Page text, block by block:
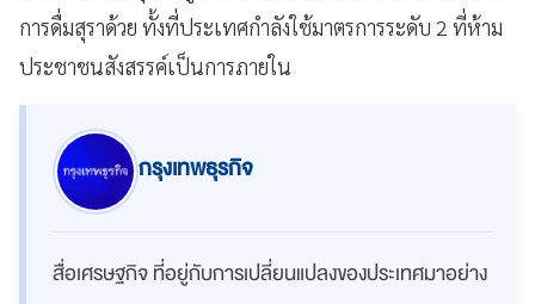
การดื่มสุราด้วย ทั้งที่ประเทศกำลังใช้มาตรการระดับ 2 ที่ห้าม
ประชาชนสังสรรค์เป็นการภายใน
กรุงเทพธุรกิจ
สื่อเศรษฐกิจ ที่อยู่กับการเปลี่ยนแปลงของประเทศมาอย่าง